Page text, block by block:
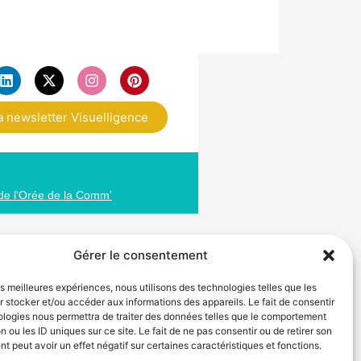
Gérer le consentement
meilleures expériences, nous utilisons des technologies telles que les
stocker et/ou accéder aux informations des appareils. Le fait de consentir
nous permettra de traiter des données telles que le comportement
ou les ID uniques sur ce site. Le fait de ne pas consentir ou de retirer son
peut avoir un effet négatif sur certaines caractéristiques et fonctions.
newsletter Visuelligence
l'Orée de la Comm'